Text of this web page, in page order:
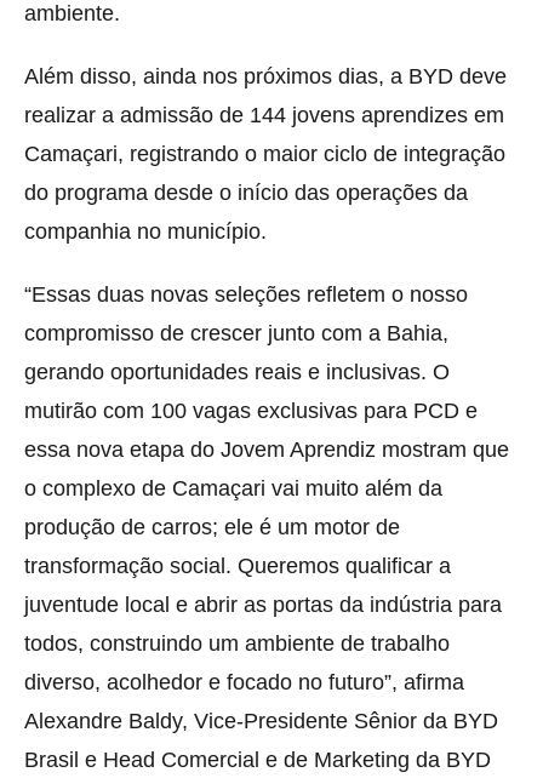
ambiente.
Além disso, ainda nos próximos dias, a BYD deve
realizar a admissão de 144 jovens aprendizes em
Camaçari, registrando o maior ciclo de integração
do programa desde o início das operações da
companhia no município.
“Essas duas novas seleções refletem o nosso
compromisso de crescer junto com a Bahia,
gerando oportunidades reais e inclusivas. O
mutirão com 100 vagas exclusivas para PCD e
essa nova etapa do Jovem Aprendiz mostram que
o complexo de Camaçari vai muito além da
produção de carros; ele é um motor de
transformação social. Queremos qualificar a
juventude local e abrir as portas da indústria para
todos, construindo um ambiente de trabalho
diverso, acolhedor e focado no futuro”, afirma
Alexandre Baldy, Vice-Presidente Sênior da BYD
Brasil e Head Comercial e de Marketing da BYD